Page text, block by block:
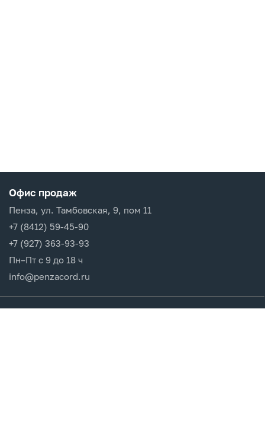
Офис продаж
Пенза, ул. Тамбовская, 9, пом 11
+7 (8412) 59-45-90
+7 (927) 363-93-93
Пн–Пт с 9 до 18 ч
info@penzacord.ru
Производители